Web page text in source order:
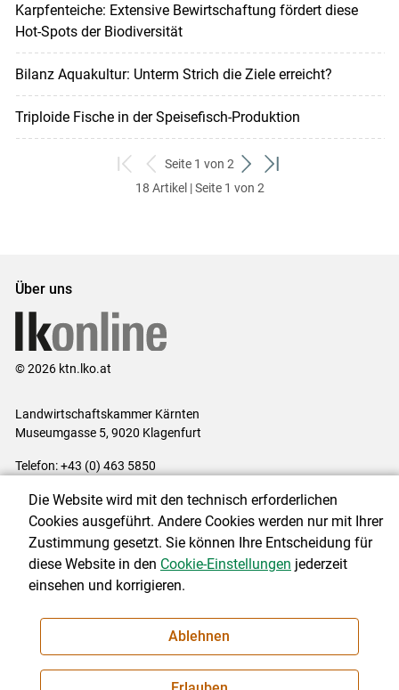
Karpfenteiche: Extensive Bewirtschaftung fördert diese
Hot-Spots der Biodiversität
Bilanz Aquakultur: Unterm Strich die Ziele erreicht?
Triploide Fische in der ­Speisefisch-Produktion
zum
ersten
zurück
zum
Seite 1 von 2
weiter
zum
zum
18 Artikel | Seite 1 von 2
Über uns
© 2026 ktn.lko.at
Landwirtschaftskammer Kärnten
Museumgasse 5, 9020 Klagenfurt
Telefon: +43 (0) 463 5850
Impressum|Kontakt|Datenschutzerklärung|Barrierefreiheit|
Cookie-Einstellungen
NEWSLETTER
Die Website wird mit den technisch erforderlichen
Cookies ausgeführt. Andere Cookies werden nur mit Ihrer
Zustimmung gesetzt. Sie können Ihre Entscheidung für
diese Website in den Cookie-Einstellungen jederzeit
einsehen und korrigieren.
Ablehnen